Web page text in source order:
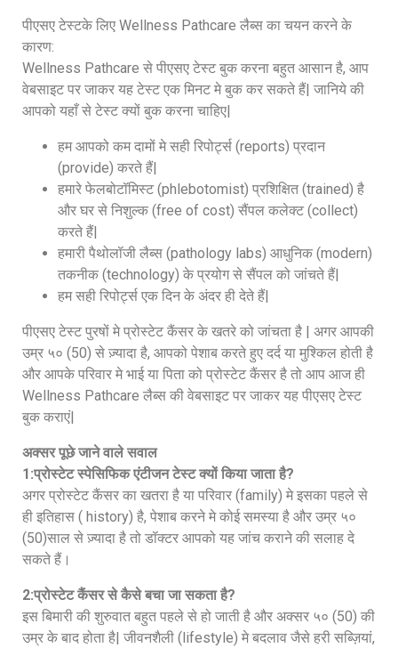
पीएसए टेस्टके लिए Wellness Pathcare लैब्स का चयन करने के
कारण:
Wellness Pathcare से पीएसए टेस्ट बुक करना बहुत आसान है, आप
वेबसाइट पर जाकर यह टेस्ट एक मिनट मे बुक कर सकते हैं| जानिये की
आपको यहाँ से टेस्ट क्यों बुक करना चाहिए|
हम आपको कम दामों मे सही रिपोर्ट्स (reports) प्रदान
(provide) करते हैं|
हमारे फेलबोटॉमिस्ट (phlebotomist) प्रशिक्षित (trained) है
और घर से निशुल्क (free of cost) सैंपल कलेक्ट (collect)
करते हैं|
हमारी पैथोलॉजी लैब्स (pathology labs) आधुनिक (modern)
तकनीक (technology) के प्रयोग से सैंपल को जांचते हैं|
हम सही रिपोर्ट्स एक दिन के अंदर ही देते हैं|
पीएसए टेस्ट पुरषों मे प्रोस्टेट कैंसर के खतरे को जांचता है | अगर आपकी
उम्र ५० (50) से ज़्यादा है, आपको पेशाब करते हुए दर्द या मुश्किल होती है
और आपके परिवार मे भाई या पिता को प्रोस्टेट कैंसर है तो आप आज ही
Wellness Pathcare लैब्स की वेबसाइट पर जाकर यह पीएसए टेस्ट
बुक कराएं|
अक्सर पूछे जाने वाले सवाल
1:प्रोस्टेट स्पेसिफिक एंटीजन टेस्ट क्यों किया जाता है?
अगर प्रोस्टेट कैंसर का खतरा है या परिवार (family) मे इसका पहले से
ही इतिहास ( history) है, पेशाब करने मे कोई समस्या है और उम्र ५०
(50)साल से ज़्यादा है तो डॉक्टर आपको यह जांच कराने की सलाह दे
सकते हैं।
2:प्रोस्टेट कैंसर से कैसे बचा जा सकता है?
इस बिमारी की शुरुवात बहुत पहले से हो जाती है और अक्सर ५० (50) की
उम्र के बाद होता है| जीवनशैली (lifestyle) मे बदलाव जैसे हरी सब्ज़ियां,